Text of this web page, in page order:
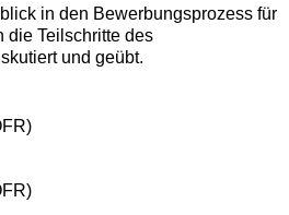
in den Bewerbungsprozess für
die Teilschritte des
und geübt.